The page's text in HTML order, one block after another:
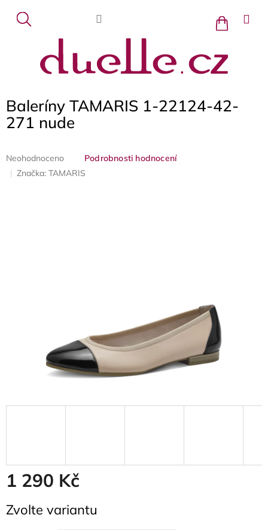
obsah
Nákupní
košík
Baleríny TAMARIS 1-22124-42-
271 nude
Průměrné
produktu
Neohodnoceno
Podrobnosti hodnocení
Značka: TAMARIS
1 290 Kč
cena:
Zvolte variantu